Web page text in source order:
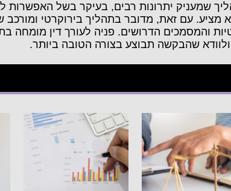
שמעניק יתרונות רבים, בעיקר בשל האפשרות
מציע. עם זאת, מדובר בתהליך בירוקרטי ומורכב
והמסמכים הדרושים. פניה לעורך דין מומחה
שהבקשה תבוצע בצורה הטובה ביותר.